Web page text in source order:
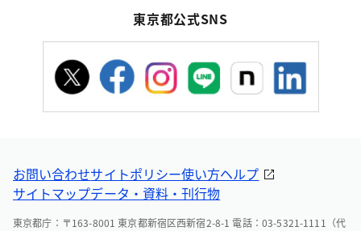
東京都公式SNS
お問い合わせサイトポリシー使い方ヘルプ
サイトマップデータ・資料・刊行物
東京都庁：〒163-8001 東京都新宿区西新宿2-8-1 電話：03-5321-1111（代